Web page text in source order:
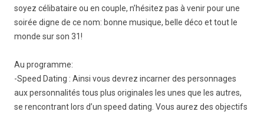
soyez célibataire ou en couple, n’hésitez pas à venir pour une
soirée digne de ce nom: bonne musique, belle déco et tout le
monde sur son 31!
Au programme:
-Speed Dating : Ainsi vous devrez incarner des personnages
aux personnalités tous plus originales les unes que les autres,
se rencontrant lors d’un speed dating. Vous aurez des objectifs